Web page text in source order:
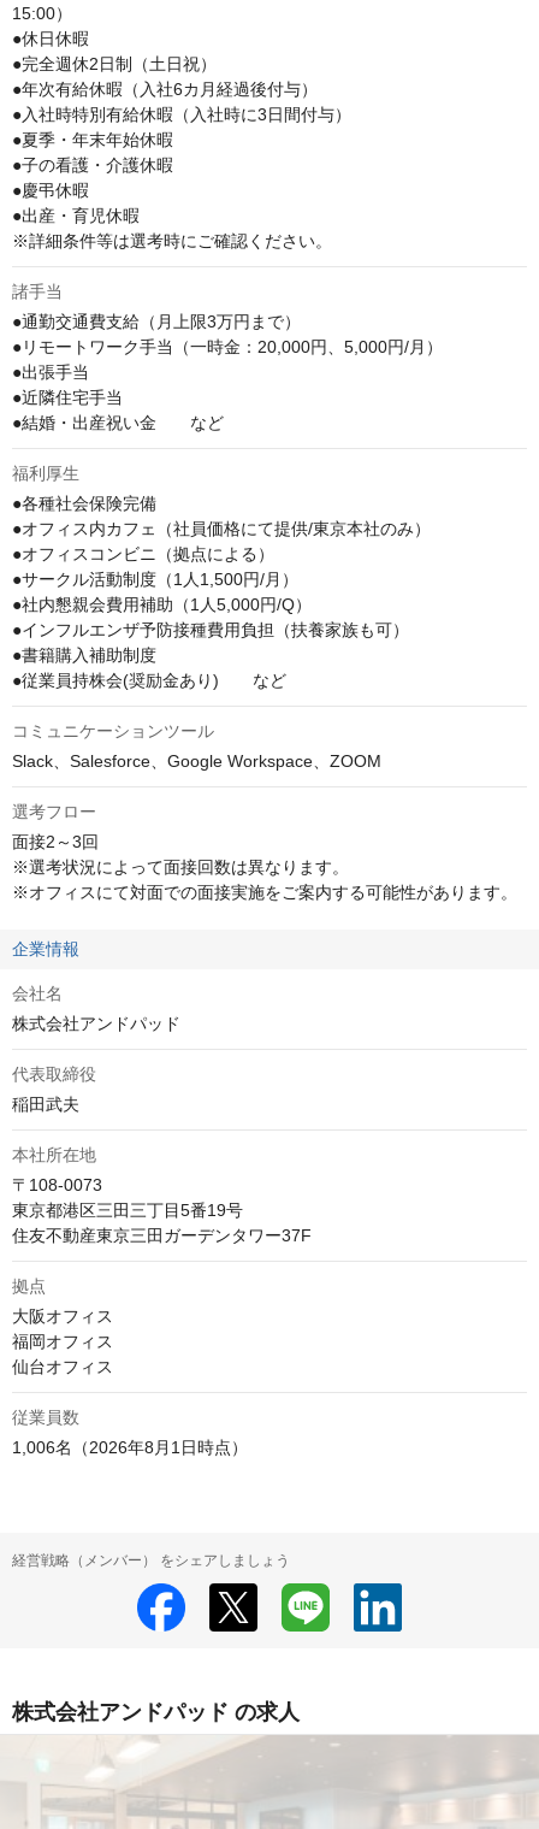
15:00）
●休日休暇
●完全週休2日制（土日祝）
●年次有給休暇（入社6カ月経過後付与）
●入社時特別有給休暇（入社時に3日間付与）
●夏季・年末年始休暇
●子の看護・介護休暇
●慶弔休暇
●出産・育児休暇
※詳細条件等は選考時にご確認ください。
諸手当
●通勤交通費支給（月上限3万円まで）
●リモートワーク手当（一時金：20,000円、5,000円/月）
●出張手当
●近隣住宅手当
●結婚・出産祝い金　　など
福利厚生
●各種社会保険完備
●オフィス内カフェ（社員価格にて提供/東京本社のみ）
●オフィスコンビニ（拠点による）
●サークル活動制度（1人1,500円/月）
●社内懇親会費用補助（1人5,000円/Q）
●インフルエンザ予防接種費用負担（扶養家族も可）
●書籍購入補助制度
●従業員持株会(奨励金あり)　　など
コミュニケーションツール
Slack、Salesforce、Google Workspace、ZOOM
選考フロー
面接2～3回
※選考状況によって面接回数は異なります。
※オフィスにて対面での面接実施をご案内する可能性があります。
企業情報
会社名
株式会社アンドパッド
代表取締役
稲田武夫
本社所在地
〒108-0073
東京都港区三田三丁目5番19号
住友不動産東京三田ガーデンタワー37F
拠点
大阪オフィス
福岡オフィス
仙台オフィス
従業員数
1,006名（2026年8月1日時点）
経営戦略（メンバー） をシェアしましょう
株式会社アンドパッド の求人